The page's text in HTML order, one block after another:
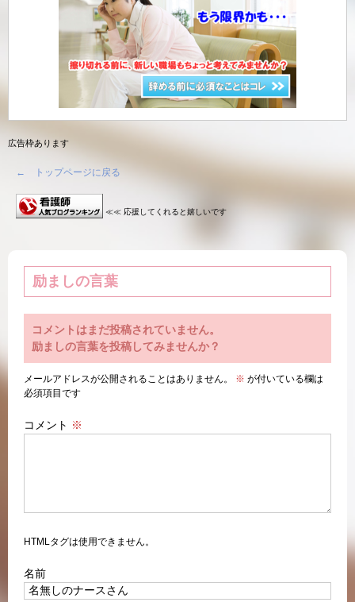
広告枠あります
← トップページに戻る
≪≪ 応援してくれると嬉しいです
励ましの言葉
コメントはまだ投稿されていません。
励ましの言葉を投稿してみませんか？
メールアドレスが公開されることはありません。 ※ が付いている欄は
必須項目です
コメント ※
HTMLタグは使用できません。
名前